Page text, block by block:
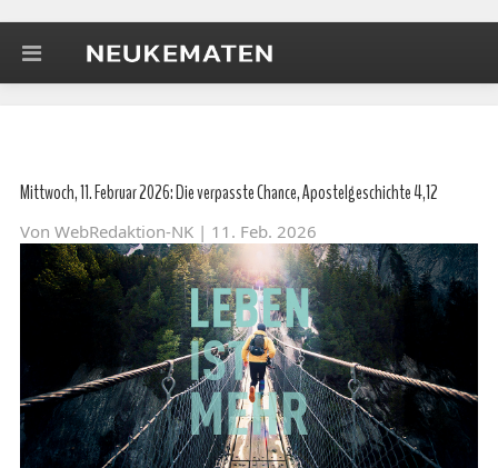
Mittwoch, 11. Februar 2026: Die verpasste Chance, Apostelgeschichte 4,12
Von WebRedaktion-NK | 11. Feb. 2026